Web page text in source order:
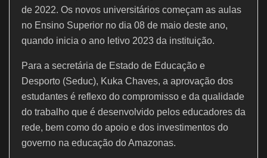
de 2022. Os novos universitários começam as aulas
no Ensino Superior no dia 08 de maio deste ano,
quando inicia o ano letivo 2023 da instituição.
Para a secretária de Estado de Educação e
Desporto (Seduc), Kuka Chaves, a aprovação dos
estudantes é reflexo do compromisso e da qualidade
do trabalho que é desenvolvido pelos educadores da
rede, bem como do apoio e dos investimentos do
governo na educação do Amazonas.